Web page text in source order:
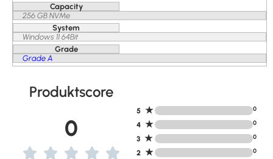
Capacity
256 GB NVMe
System
Windows 11 64Bit
Grade
Grade A
Produktscore
0
5 ★ 0
4 ★ 0
3 ★ 0
2 ★ 0